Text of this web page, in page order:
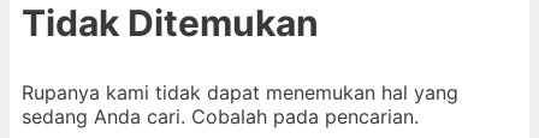
Tidak Ditemukan
Rupanya kami tidak dapat menemukan hal yang
sedang Anda cari. Cobalah pada pencarian.